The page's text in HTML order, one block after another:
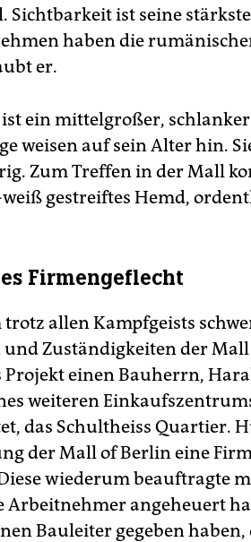
Sichtbarkeit ist seine
haben die
er.
ein mittelgroßer,
weisen auf sein Alter hin.
Zum Treffen in der Mall
gestreiftes Hemd,
Firmengeflecht
allen Kampfgeists
Zuständigkeiten der Mall
Projekt einen Bauherrn,
weiteren
das Schultheiss Quartier.
der Mall of Berlin eine
wiederum beauftragte
Arbeitnehmer angeheuert
Bauleiter gegeben